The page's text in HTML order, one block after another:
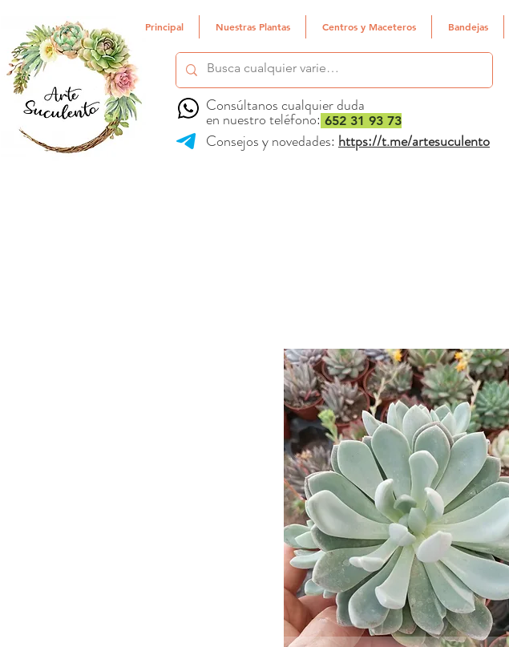
Principal Nuestras Plantas Centros y Maceteros Bandejas
Consúltanos cualquier duda
en nuestro teléfono: 652 31 93 73
Consejos y novedades: https://t.me/artesuculento